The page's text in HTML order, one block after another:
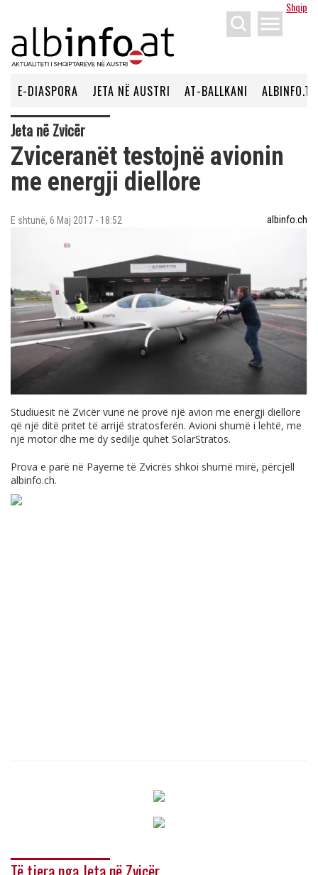
Shqip
menu
E-DIASPORA JETA NË AUSTRI AT-BALLKANI ALBINFO.TV
Jeta në Zvicër
Zviceranët testojnë avionin
me energji diellore
E shtunë, 6 Maj 2017 - 18:52 albinfo.ch
Studiuesit në Zvicër vunë në provë një avion me energji diellore
që një ditë pritet të arrijë stratosferën. Avioni shumë i lehtë, me
një motor dhe me dy sedilje quhet SolarStratos.
Prova e parë në Payerne të Zvicrës shkoi shumë mirë, përcjell
albinfo.ch.
Të tjera nga Jeta në Zvicër